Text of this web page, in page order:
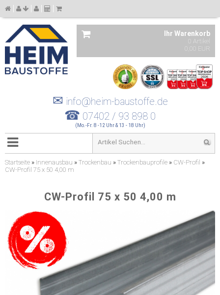
Ihr Warenkorb
0 Artikel
0,00 EUR
✉ info@heim-baustoffe.de
☎ 07402 / 93 898 0
(Mo.-Fr. 8 -12 Uhr & 13 - 18 Uhr)
Startseite » Innenausbau » Trockenbau » Trockenbauprofile » CW-Profil »
CW-Profil 75 x 50 4,00 m
CW-Profil 75 x 50 4,00 m